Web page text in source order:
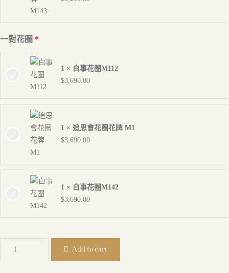
一對花圈
1 × 白事花圈M112
$3,690.00
1 × 追思會花圈花牌 M1
$3,690.00
1 × 白事花圈M142
$3,690.00
Add to cart